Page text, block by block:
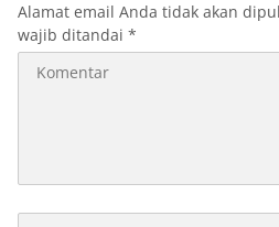
Alamat email Anda tidak akan
wajib ditandai *